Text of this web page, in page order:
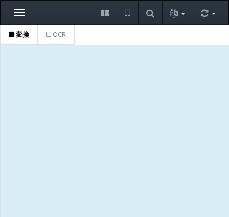
Toggle
navigation
変換 OCR